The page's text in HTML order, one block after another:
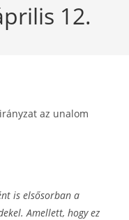
12.
az unalom
is elsősorban a
Amellett, hogy ez